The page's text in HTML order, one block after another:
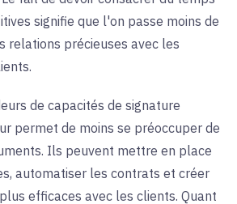
signifie que l'on passe moins de
relations précieuses avec les
de capacités de signature
permet de moins se préoccuper de
Ils peuvent mettre en place
automatiser les contrats et créer
efficaces avec les clients. Quant